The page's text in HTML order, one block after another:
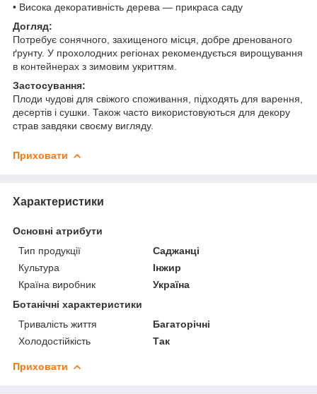
• Висока декоративність дерева — прикраса саду
Догляд:
Потребує сонячного, захищеного місця, добре дренованого
ґрунту. У прохолодних регіонах рекомендується вирощування
в контейнерах з зимовим укриттям.
Застосування:
Плоди чудові для свіжого споживання, підходять для варення,
десертів і сушки. Також часто використовуються для декору
страв завдяки своєму вигляду.
Приховати
Характеристики
Основні атрибути
Тип продукції
Саджанці
Культура
Інжир
Країна виробник
Україна
Ботанічні характеристики
Тривалість життя
Багаторічні
Холодостійкість
Так
Приховати